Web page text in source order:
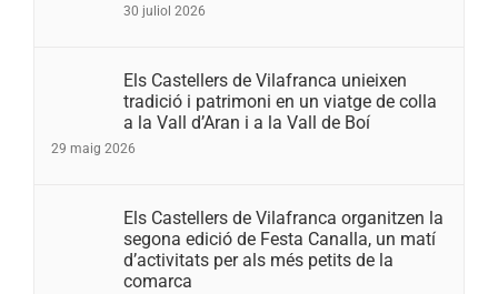
30 juliol 2026
Els Castellers de Vilafranca unieixen
tradició i patrimoni en un viatge de colla
a la Vall d’Aran i a la Vall de Boí
29 maig 2026
Els Castellers de Vilafranca organitzen la
segona edició de Festa Canalla, un matí
d’activitats per als més petits de la
comarca